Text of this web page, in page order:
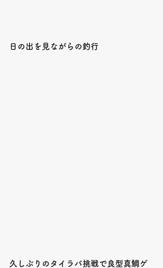
日の出を見ながらの釣行
久しぶりのタイラバ挑戦で良型真鯛ゲ